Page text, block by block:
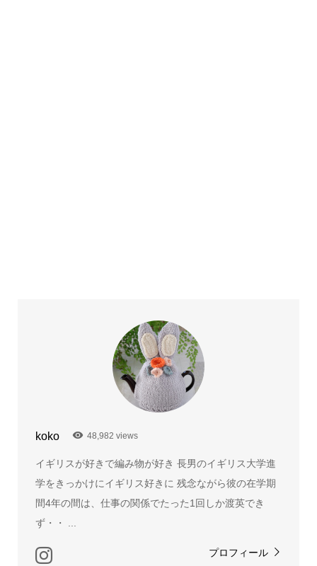
koko 48,982 views
イギリスが好きで編み物が好き 長男のイギリス大学進
学をきっかけにイギリス好きに 残念ながら彼の在学期
間4年の間は、仕事の関係でたった1回しか渡英でき
ず・・ ...
プロフィール